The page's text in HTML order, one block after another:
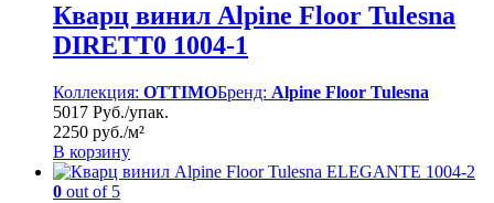
Кварц винил Alpine Floor Tulesna
DIRETT0 1004-1
Коллекция: OTTIMOБренд: Alpine Floor Tulesna
5017 Руб./упак.
2250 руб./м²
В корзину
0 out of 5